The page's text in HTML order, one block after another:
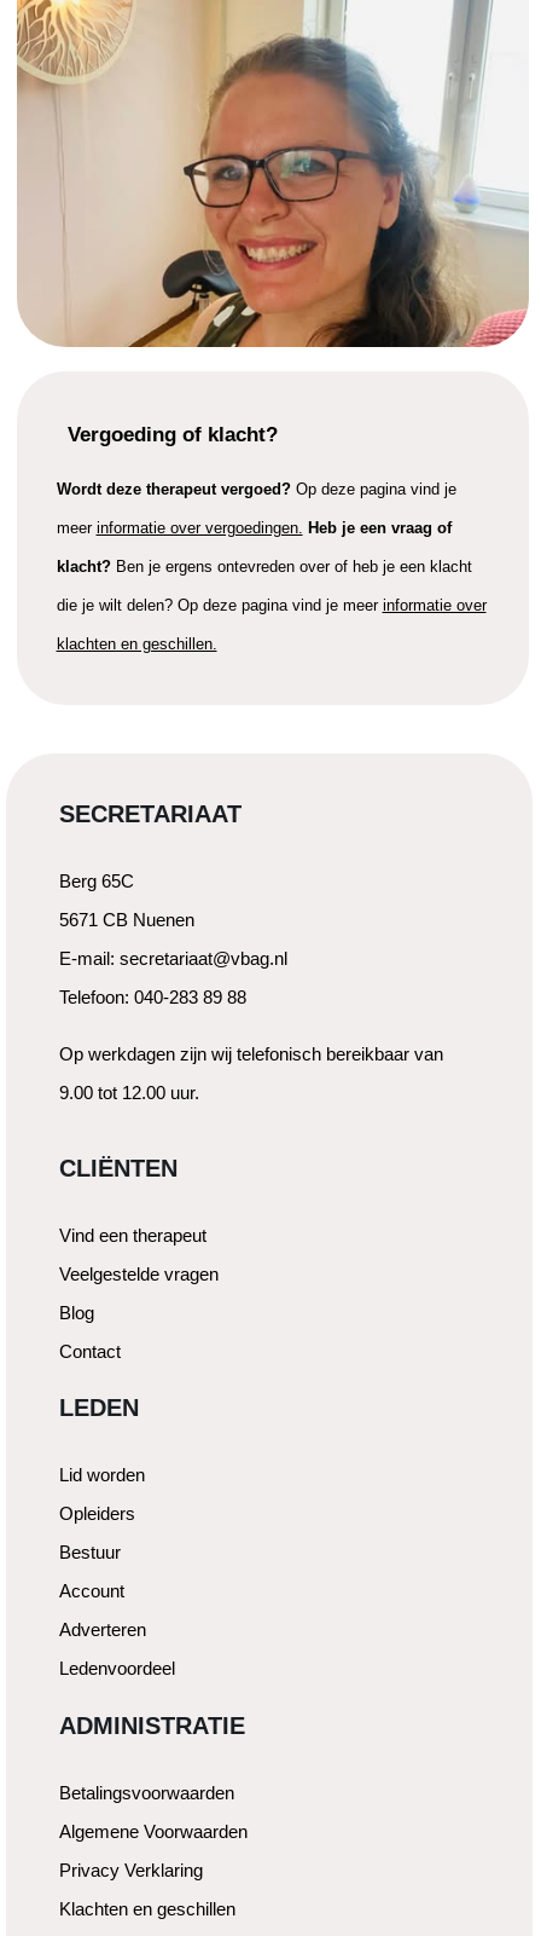
Vergoeding of klacht?
Wordt deze therapeut vergoed?Op deze pagina vind je
meer informatie over vergoedingen. Heb je een vraag of
klacht? Ben je ergens ontevreden over of heb je een klacht
die je wilt delen? Op deze pagina vind je meer informatie over
klachten en geschillen.
SECRETARIAAT
Berg 65C
5671 CB Nuenen
E-mail: secretariaat@vbag.nl
Telefoon: 040-283 89 88
Op werkdagen zijn wij telefonisch bereikbaar van
9.00 tot 12.00 uur.
CLIËNTEN
Vind een therapeut
Veelgestelde vragen
Blog
Contact
LEDEN
Lid worden
Opleiders
Bestuur
Account
Adverteren
Ledenvoordeel
ADMINISTRATIE
Betalingsvoorwaarden
Algemene Voorwaarden
Privacy Verklaring
Klachten en geschillen